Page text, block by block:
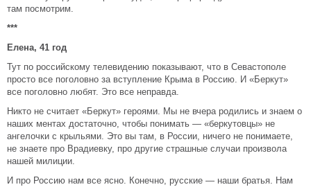
там посмотрим.
***
Елена, 41 год
Тут по российскому телевидению показывают, что в Севастополе
просто все поголовно за вступление Крыма в Россию. И «Беркут»
все поголовно любят. Это все неправда.
Никто не считает «Беркут» героями. Мы не вчера родились и знаем о
наших ментах достаточно, чтобы понимать — «беркутовцы» не
ангелочки с крыльями. Это вы там, в России, ничего не понимаете,
не знаете про Врадиевку, про другие страшные случаи произвола
нашей милиции.
И про Россию нам все ясно. Конечно, русские — наши братья. Нам